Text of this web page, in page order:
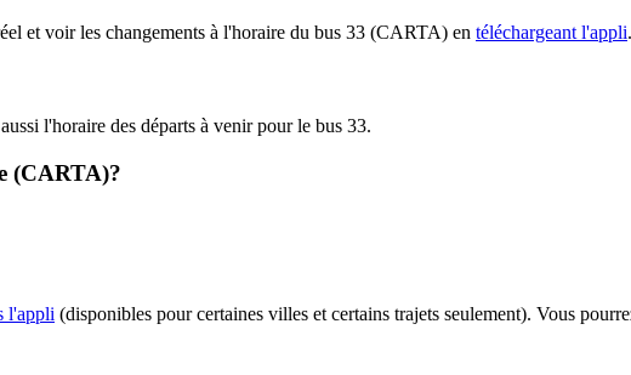
et voir les changements à l'horaire du bus 33 (CARTA) en téléchargeant l'appli.
l'horaire des départs à venir pour le bus 33.
(CARTA)?
l'appli (disponibles pour certaines villes et certains trajets seulement). Vous